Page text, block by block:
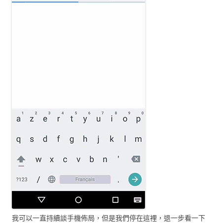
我可以一直持續談手機佈局，但是我們停在這裡，退一步看一下